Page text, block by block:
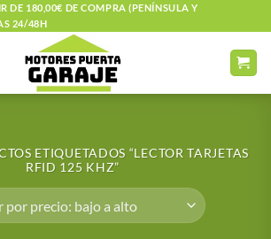
DE 180,00€ DE COMPRA (PENÍNSULA Y
24/48H
ETIQUETADOS “LECTOR TARJETAS
RFID 125 KHZ”